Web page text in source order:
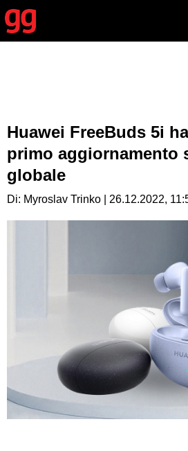
Huawei FreeBuds 5i
primo aggiornamento
globale
Di: Myroslav Trinko | 26.12.2022,